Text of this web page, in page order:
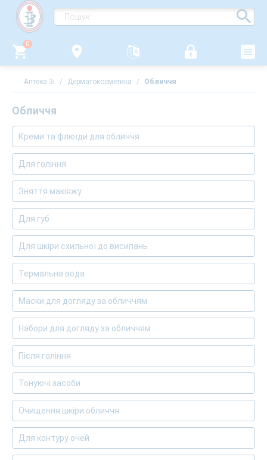
0
Аптека 3i / Дерматокосметика / Обличчя
Обличчя
Креми та флюїди для обличчя
Для гоління
Зняття макіяжу
Для губ
Для шкіри схильної до висипань
Термальна вода
Маски для догляду за обличчям
Набори для догляду за обличчям
Після гоління
Тонуючі засоби
Очищення шкіри обличчя
Для контуру очей